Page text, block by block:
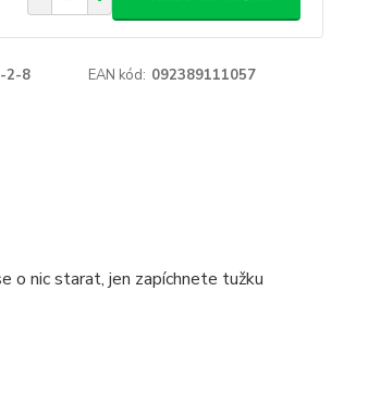
2-8 EAN kód: 092389111057
o nic starat, jen zapíchnete tužku